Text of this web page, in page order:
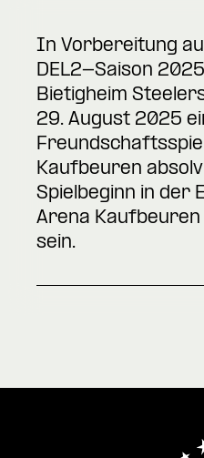
In Vorbereitung
DEL2-Saison
Bietigheim
29. August 2025
Kaufbeuren
Spielbeginn in der
Arena
sein.